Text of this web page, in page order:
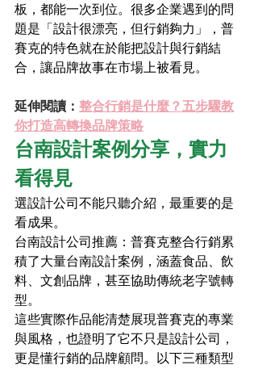
板，都能一次到位。很多企業遇到的問
題是「設計很漂亮，但行銷夠力」，普
賽克的特色就在於能把設計與行銷結
合，讓品牌故事在市場上被看見。
延伸閱讀： 整合行銷是什麼？五步驟教
你打造高轉換品牌策略
台南設計案例分享，實力
看得見
選設計公司不能只聽介紹，最重要的是
看成果。
台南設計公司推薦：普賽克整合行銷累
積了大量台南設計案例，涵蓋食品、飲
料、文創品牌，甚至協助傳統老字號轉
型。
這些實際作品能清楚展現普賽克的專業
與風格，也證明了它不只是設計公司，
更是懂行銷的品牌顧問。以下三種類型